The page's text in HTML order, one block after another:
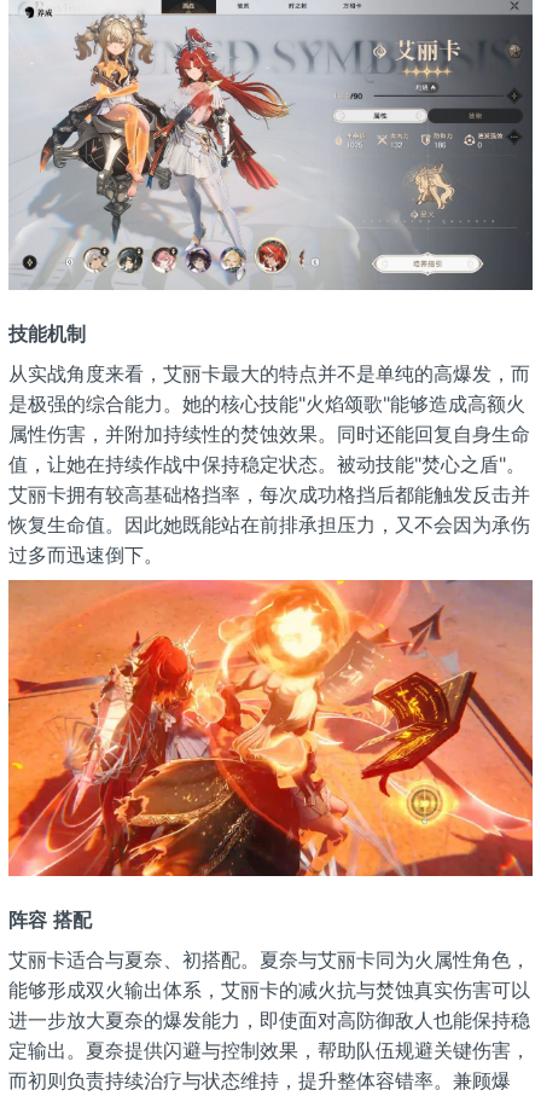
技能机制
从实战角度来看，艾丽卡最大的特点并不是单纯的高爆发，而
是极强的综合能力。她的核心技能"火焰颂歌"能够造成高额火
属性伤害，并附加持续性的焚蚀效果。同时还能回复自身生命
值，让她在持续作战中保持稳定状态。被动技能"焚心之盾"。
艾丽卡拥有较高基础格挡率，每次成功格挡后都能触发反击并
恢复生命值。因此她既能站在前排承担压力，又不会因为承伤
过多而迅速倒下。
阵容 搭配
艾丽卡适合与夏奈、初搭配。夏奈与艾丽卡同为火属性角色，
能够形成双火输出体系，艾丽卡的减火抗与焚蚀真实伤害可以
进一步放大夏奈的爆发能力，即使面对高防御敌人也能保持稳
定输出。夏奈提供闪避与控制效果，帮助队伍规避关键伤害，
而初则负责持续治疗与状态维持，提升整体容错率。兼顾爆